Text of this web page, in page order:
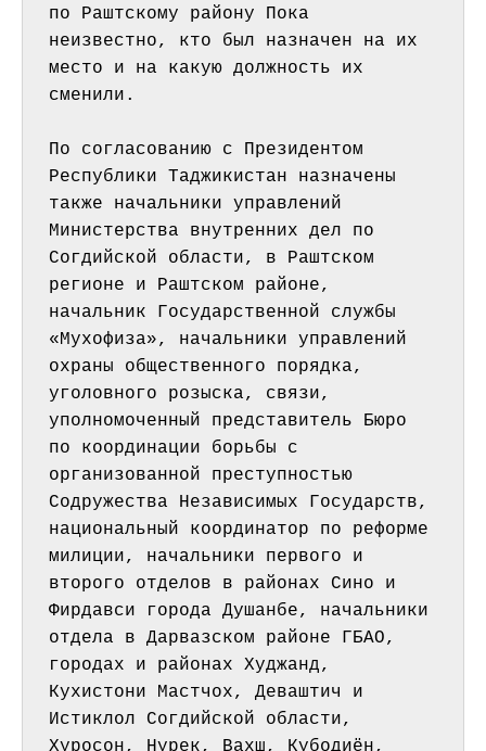
по Раштскому району Пока
неизвестно, кто был назначен на их
место и на какую должность их
сменили.
По согласованию с Президентом
Республики Таджикистан назначены
также начальники управлений
Министерства внутренних дел по
Согдийской области, в Раштском
регионе и Раштском районе,
начальник Государственной службы
«Мухофиза», начальники управлений
охраны общественного порядка,
уголовного розыска, связи,
уполномоченный представитель Бюро
по координации борьбы с
организованной преступностью
Содружества Независимых Государств,
национальный координатор по реформе
милиции, начальники первого и
второго отделов в районах Сино и
Фирдавси города Душанбе, начальники
отдела в Дарвазском районе ГБАО,
городах и районах Худжанд,
Кухистони Мастчох, Деваштич и
Истиклол Согдийской области,
Хуросон, Нурек, Вахш, Кубодиён,